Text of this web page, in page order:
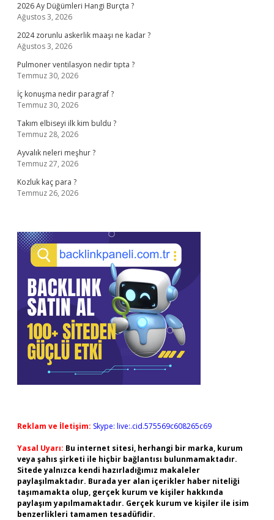
2026 Ay Düğümleri Hangi Burçta ?
Ağustos 3, 2026
2024 zorunlu askerlik maaşı ne kadar ?
Ağustos 3, 2026
Pulmoner ventilasyon nedir tıpta ?
Temmuz 30, 2026
İç konuşma nedir paragraf ?
Temmuz 30, 2026
Takım elbiseyi ilk kim buldu ?
Temmuz 28, 2026
Ayvalık neleri meşhur ?
Temmuz 27, 2026
Kozluk kaç para ?
Temmuz 26, 2026
Reklam ve İletişim: Skype: live:.cid.575569c608265c69
Yasal Uyarı: Bu internet sitesi, herhangi bir marka, kurum
veya şahıs şirketi ile hiçbir bağlantısı bulunmamaktadır.
Sitede yalnızca kendi hazırladığımız makaleler
paylaşılmaktadır. Burada yer alan içerikler haber niteliği
taşımamakta olup, gerçek kurum ve kişiler hakkında
paylaşım yapılmamaktadır. Gerçek kurum ve kişiler ile isim
benzerlikleri tamamen tesadüfidir.